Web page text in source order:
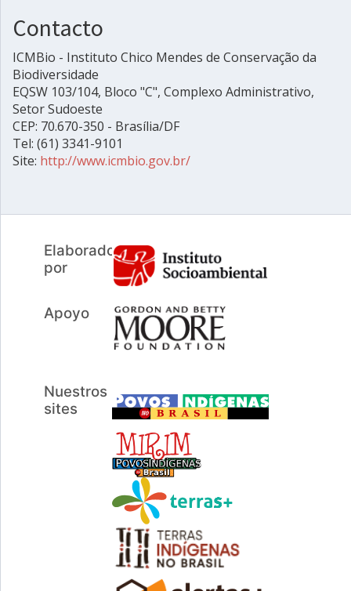
Contacto
ICMBio - Instituto Chico Mendes de Conservação da
Biodiversidade
EQSW 103/104, Bloco "C", Complexo Administrativo,
Setor Sudoeste
CEP: 70.670-350 - Brasília/DF
Tel: (61) 3341-9101
Site: http://www.icmbio.gov.br/